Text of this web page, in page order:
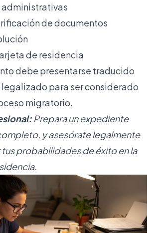
administrativas
de documentos
de residencia
debe presentarse traducido
para ser considerado
migratorio.
Prepara un expediente
y asesórate legalmente
tus probabilidades de éxito en la